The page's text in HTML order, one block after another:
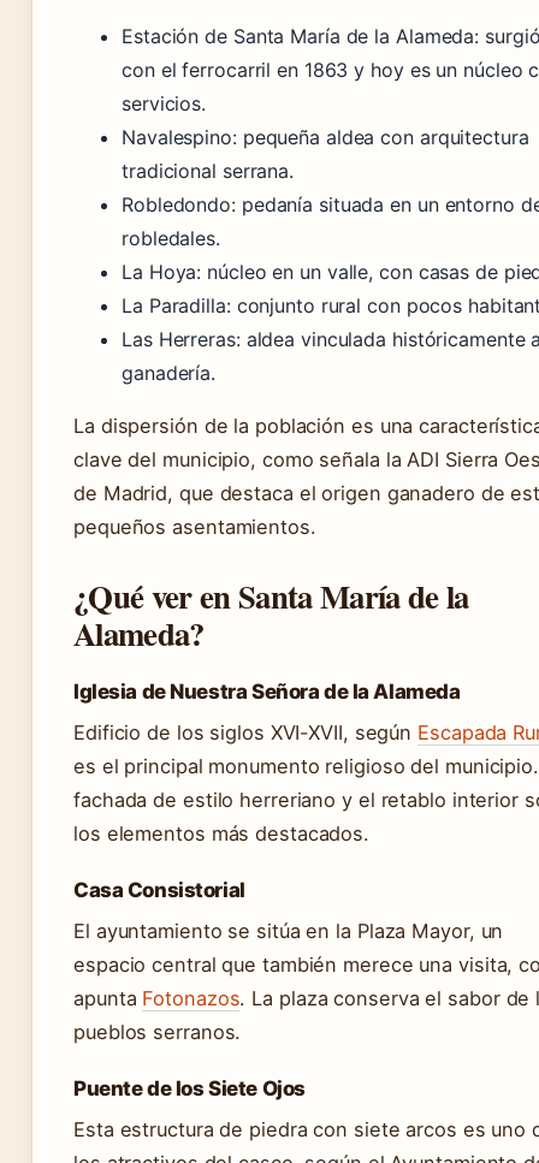
Estación de Santa María de la Alameda:
con el ferrocarril en 1863 y hoy es un núcleo
servicios.
Navalespino: pequeña aldea con arquitectura
tradicional serrana.
Robledondo: pedanía situada en un entorno
robledales.
La Hoya: núcleo en un valle, con casas de
La Paradilla: conjunto rural con pocos
Las Herreras: aldea vinculada históricamente
ganadería.
La dispersión de la población es una
clave del municipio, como señala la ADI Sierra
de Madrid, que destaca el origen ganadero de
pequeños asentamientos.
¿Qué ver en Santa María de la
Alameda?
Iglesia de Nuestra Señora de la Alameda
Edificio de los siglos XVI-XVII, según Escapada
es el principal monumento religioso del
fachada de estilo herreriano y el retablo interior
los elementos más destacados.
Casa Consistorial
El ayuntamiento se sitúa en la Plaza Mayor, un
espacio central que también merece una visita,
apunta Fotonazos. La plaza conserva el sabor de
pueblos serranos.
Puente de los Siete Ojos
Esta estructura de piedra con siete arcos es uno